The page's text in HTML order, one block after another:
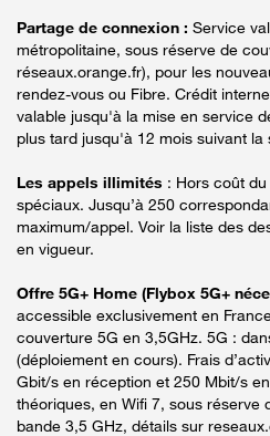
Partage de connexion : Service
métropolitaine, sous réserve de
réseaux.orange.fr), pour les
rendez-vous ou Fibre. Crédit
valable jusqu'à la mise en service
plus tard jusqu'à 12 mois suivant la
Les appels illimités : Hors coût
spéciaux. Jusqu’à 250
maximum/appel. Voir la liste des
en vigueur.
Offre 5G+ Home (Flybox 5G+
accessible exclusivement en
couverture 5G en 3,5GHz. 5G :
(déploiement en cours). Frais
Gbit/s en réception et 250 Mbit/s
théoriques, en Wifi 7, sous réserve
bande 3,5 GHz, détails sur